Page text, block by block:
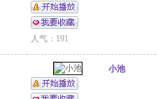
人气：191
小池